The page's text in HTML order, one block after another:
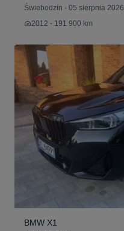
Świebodzin - 05 sierpnia 2026
2012 - 191 900 km
BMW X1